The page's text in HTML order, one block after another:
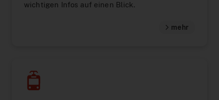
wichtigen Infos auf einen Blick.
mehr